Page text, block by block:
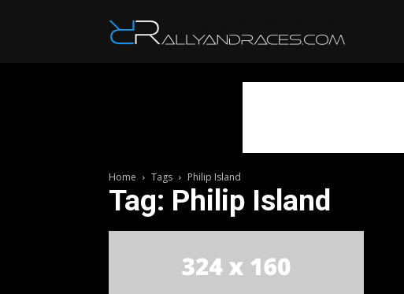
Home Tags Philip Island
Tag: Philip Island